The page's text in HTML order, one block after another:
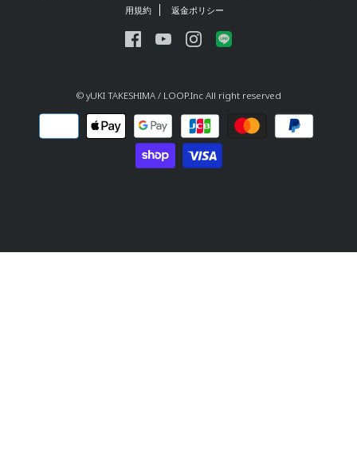
用規約
返金ポリシー
© yUKI TAKESHIMA / LOOP.Inc All right reserved